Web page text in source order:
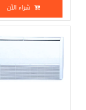
شراء الآن